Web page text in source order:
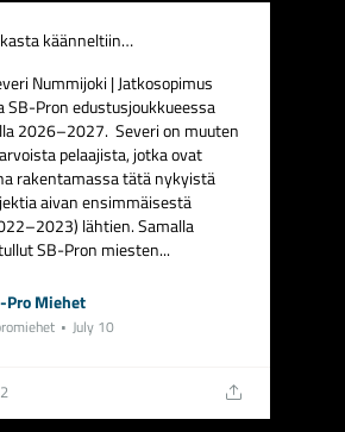
käänneltiin…
Nummijoki | Jatkosopimus
SB-Pron edustusjoukkueessa
2026–2027. Severi on muuten
pelaajista, jotka ovat
rakentamassa tätä nykyistä
aivan ensimmäisestä
lähtien. Samalla
SB-Pron miesten...
Pro Miehet
July 10
2